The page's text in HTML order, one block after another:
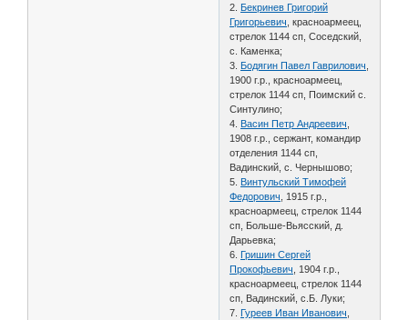
2. Бекринев Григорий
Григорьевич , красноармеец,
стрелок 1144 сп, Соседский,
с. Каменка;
3. Бодягин Павел Гаврилович
1900 г.р., красноармеец,
стрелок 1144 сп, Поимский с.
Синтулино;
4. Васин Петр Андреевич
1908 г.р., сержант, командир
отделения 1144 сп,
Вадинский, с. Чернышово;
5. Винтульский Тимофей
Федорович , 1915 г.р.,
красноармеец, стрелок 1144
сп, Больше-Вьясский, д.
Дарьевка;
6. Гришин Сергей
Прокофьевич , 1904 г.р.,
красноармеец, стрелок 1144
сп, Вадинский, с.Б. Луки;
7. Гуреев Иван Иванович